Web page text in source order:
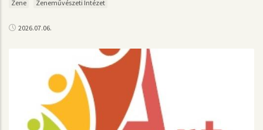
Zene Zeneművészeti Intézet
2026.07.06.